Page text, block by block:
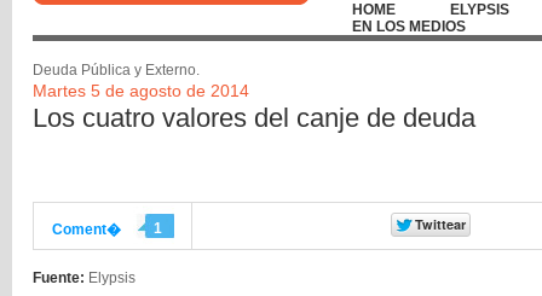
HOME
ELYPSIS
EN LOS MEDIOS
Deuda Pública y Externo.
Martes 5 de agosto de 2014
Los cuatro valores del canje de deuda
Coment� 1
Fuente: Elypsis